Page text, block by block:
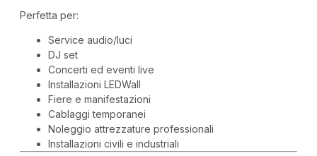
Perfetta per:
Service audio/luci
DJ set
Concerti ed eventi live
Installazioni LEDWall
Fiere e manifestazioni
Cablaggi temporanei
Noleggio attrezzature professionali
Installazioni civili e industriali